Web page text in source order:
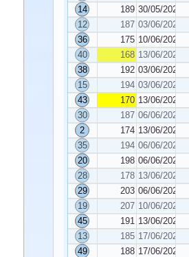
14
189 30/05/2025
12
187 03/06/2025
36
175 10/06/2025
40
168 13/06/2025
38
192 03/06/2025
15
194 03/06/2025
43
170 13/06/2025
30
187 06/06/2025
2
174 13/06/2025
35
194 06/06/2025
20
198 06/06/2025
28
178 13/06/2025
29
203 06/06/2025
19
207 10/06/2025
45
191 13/06/2025
13
185 17/06/2025
49
188 17/06/2025